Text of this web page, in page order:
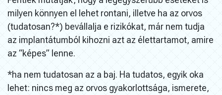
milyen könnyen el lehet rontani, illetve ha az orvos
(tudatosan?*) bevállalja e rizikókat, már nem tudja
az implantátumból kihozni azt az élettartamot, amire
az “képes” lenne.
*ha nem tudatosan az a baj. Ha tudatos, egyik oka
lehet: nincs meg az orvos gyakorlottsága, ismerete,